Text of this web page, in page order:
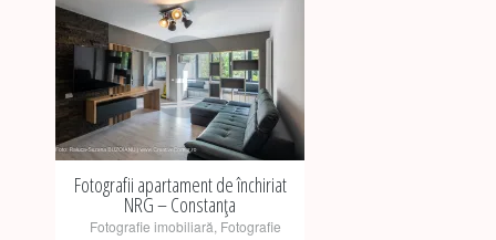
+
Fotografii apartament de închiriat
NRG – Constanța
Fotografie imobiliară Fotografie